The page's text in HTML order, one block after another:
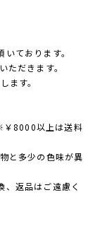
ております。
ただきます。
ます。
￥8000以上は送料
と多少の色味が異
、返品はご遠慮く